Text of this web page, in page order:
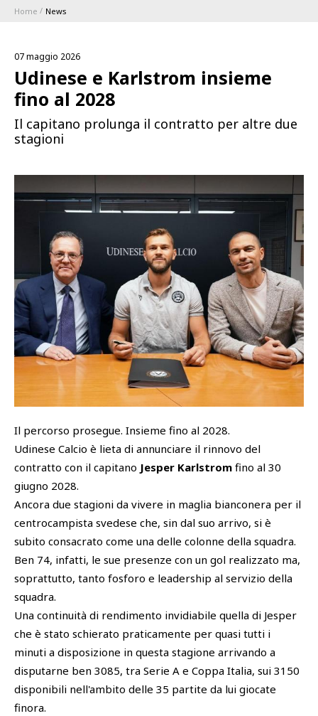
1896 MEMBERSHIP PROGRAM
Coppa Italia
Calendari e Risultati
Classifiche
Academy
Cattedra Universidad Europea
Esports
BLUENERGY STADIUM
MEETING CENTER
SPONSOR
SQUADRE
SHOP
PHOTOGALLERY
Home News
07 maggio 2026
Udinese e Karlstrom insieme
fino al 2028
Il capitano prolunga il contratto per altre due
stagioni
Il percorso prosegue. Insieme fino al 2028.
Udinese Calcio è lieta di annunciare il rinnovo del
contratto con il capitano Jesper Karlstrom fino al 30
giugno 2028.
Ancora due stagioni da vivere in maglia bianconera per il
centrocampista svedese che, sin dal suo arrivo, si è
subito consacrato come una delle colonne della squadra.
Ben 74, infatti, le sue presenze con un gol realizzato ma,
soprattutto, tanto fosforo e leadership al servizio della
squadra.
Una continuità di rendimento invidiabile quella di Jesper
che è stato schierato praticamente per quasi tutti i
minuti a disposizione in questa stagione arrivando a
disputarne ben 3085, tra Serie A e Coppa Italia, sui 3150
disponibili nell'ambito delle 35 partite da lui giocate
finora.